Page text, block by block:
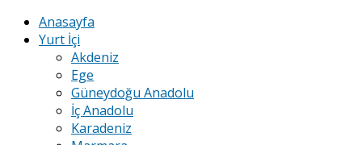
Anasayfa
Yurt İçi
Akdeniz
Ege
Güneydoğu Anadolu
İç Anadolu
Karadeniz